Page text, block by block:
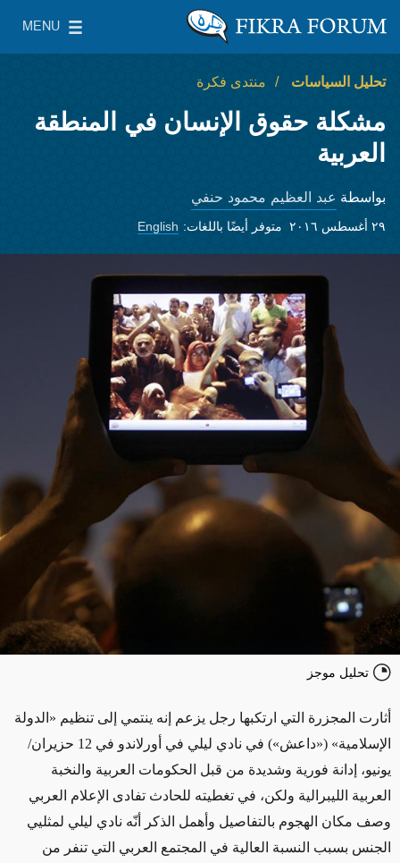
معهد واشنطن لسياسات الشرق الأدنى
MENU
Main Menu
تحليل السياسات منتدى فكرة
مشكلة حقوق الإنسان في المنطقة
العربية
بواسطة عبد العظيم محمود حنفي
٢٩ أغسطس ٢٠١٦ متوفر أيضًا باللغات: English
تحليل موجز
أثارت المجزرة التي ارتكبها رجل يزعم إنه ينتمي إلى تنظيم «الدولة
الإسلامية» («داعش») في نادي ليلي في أورلاندو في 12 حزيران/
يونيو، إدانة فورية وشديدة من قبل الحكومات العربية والنخبة
العربية الليبرالية ولكن، في تغطيته للحادث تفادى الإعلام العربي
وصف مكان الهجوم بالتفاصيل وأهمل الذكر أنّه نادي ليلي لمثليي
الجنس بسبب النسبة العالية في المجتمع العربي التي تنفر من